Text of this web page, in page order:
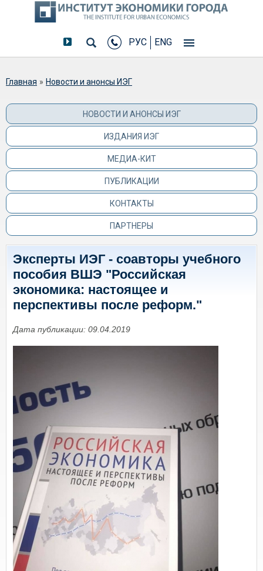
РУС ENG
Вы здесь
Главная » Новости и анонсы ИЭГ
НОВОСТИ И АНОНСЫ ИЭГ
ИЗДАНИЯ ИЭГ
МЕДИА-КИТ
ПУБЛИКАЦИИ
КОНТАКТЫ
ПАРТНЕРЫ
Эксперты ИЭГ - соавторы учебного
пособия ВШЭ "Российская
экономика: настоящее и
перспективы после реформ."
Дата публикации: 09.04.2019